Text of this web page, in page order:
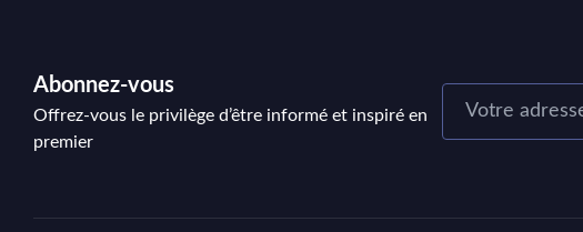
Abonnez-vous
Offrez-vous le privilège d’être informé et inspiré en
premier